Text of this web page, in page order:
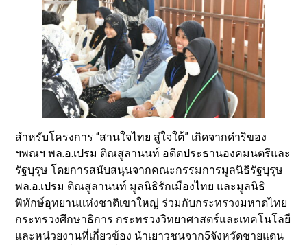
สำหรับโครงการ “สานใจไทย สู่ใจใต้” เกิดจากดำริของ
ฯพณฯ พล.อ.เปรม ติณสูลานนท์ อดีตประธานองคมนตรีและ
รัฐบุรุษ โดยการสนับสนุนจากคณะกรรมการมูลนิธิรัฐบุรุษ
พล.อ.เปรม ติณสูลานนท์ มูลนิธิรักเมืองไทย และมูลนิธิ
พิทักษ์อุทยานแห่งชาติเขาใหญ่ ร่วมกับกระทรวงมหาดไทย
กระทรวงศึกษาธิการ กระทรวงวิทยาศาสตร์และเทคโนโลยี
และหน่วยงานที่เกี่ยวข้อง นำเยาวชนจาก5จังหวัดชายแดน